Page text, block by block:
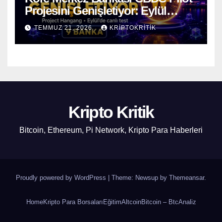
Projesini Genişletiyor: Eylül
Ayında Gerçek Transferler
Başlıyor
TEMMUZ 21, 2026 KRIPTOKRITIK
Kripto Kritik
Bitcoin, Ethereum, Pi Network, Kripto Para Haberleri
Proudly powered by WordPress Theme: Newsup by Themeansar.
HomeKripto Para BorsalarıEğitimAltcoinBitcoin – BtcAnaliz